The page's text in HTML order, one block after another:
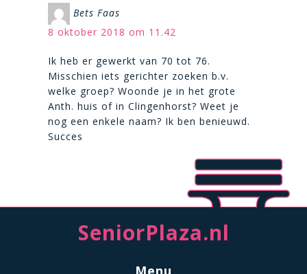
Bets Faas
8 oktober 2018 om 11.42
Ik heb er gewerkt van 70 tot 76.
Misschien iets gerichter zoeken b.v.
welke groep? Woonde je in het grote
Anth. huis of in Clingenhorst? Weet je
nog een enkele naam? Ik ben benieuwd.
Succes
SeniorPlaza.nl
Menu